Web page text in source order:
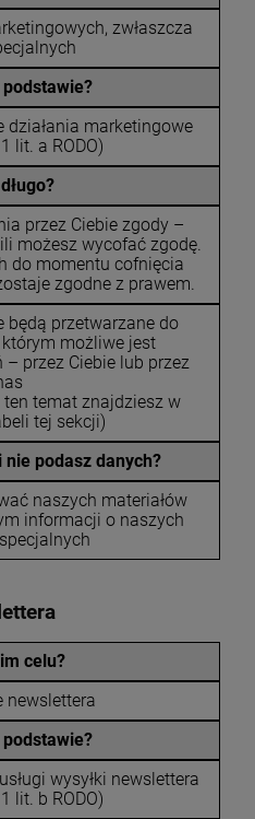
zwłaszcza
marketingowe
lit. a RODO)
przez Ciebie zgody –
możesz wycofać zgodę.
do momentu cofnięcia
zgodne z prawem.
będą przetwarzane do
którym możliwe jest
przez Ciebie lub przez
temat znajdziesz w
tej sekcji)
podasz danych?
naszych materiałów
informacji o naszych
celu?
newslettera
wysyłki newslettera
lit. b RODO)